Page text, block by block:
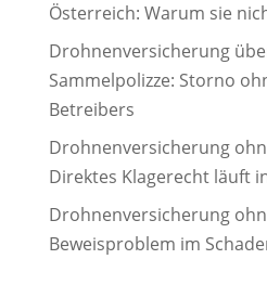
Österreich: Warum sie
Drohnenversicherung
Sammelpolizze: Storno
Betreibers
Drohnenversicherung
Direktes Klagerecht läuft
Drohnenversicherung
Beweisproblem im